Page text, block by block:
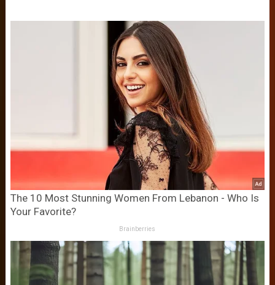
The 10 Most Stunning Women From Lebanon - Who Is
Your Favorite?
Brainberries